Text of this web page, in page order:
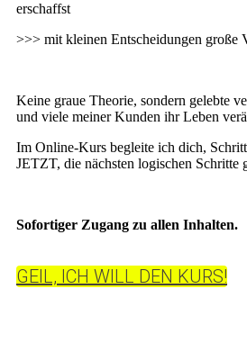
erschaffst
>>> mit kleinen Entscheidungen große
Keine graue Theorie, sondern gelebte
und viele meiner Kunden ihr Leben
Im Online-Kurs begleite ich dich,
JETZT, die nächsten logischen Schritte
Sofortiger Zugang zu allen Inhalten.
GEIL, ICH WILL DEN KURS!